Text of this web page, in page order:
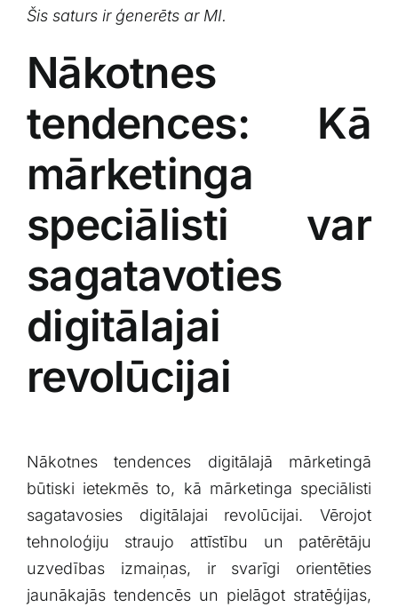
Šis saturs ir⁢ ģenerēts ar MI.
Nākotnes
tendences: Kā
mārketinga
speciālisti var
sagatavoties
digitālajai‌
revolūcijai
Nākotnes tendences digitālajā mārketingā
būtiski ietekmēs to, kā mārketinga speciālisti
sagatavosies digitālajai revolūcijai.​ Vērojot
tehnoloģiju straujo attīstību un patērētāju
uzvedības izmaiņas,⁢ ir svarīgi orientēties
jaunākajās tendencēs un pielāgot stratēģijas,